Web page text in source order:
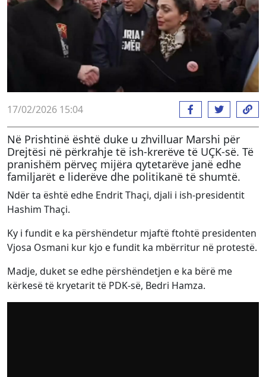
17/02/2026 15:04
Në Prishtinë është duke u zhvilluar Marshi për
Drejtësi në përkrahje të ish-krerëve të UÇK-së. Të
pranishëm përveç mijëra qytetarëve janë edhe
familjarët e liderëve dhe politikanë të shumtë.
Ndër ta është edhe Endrit Thaçi, djali i ish-presidentit
Hashim Thaçi.
Ky i fundit e ka përshëndetur mjaftë ftohtë presidenten
Vjosa Osmani kur kjo e fundit ka mbërritur në protestë.
Madje, duket se edhe përshëndetjen e ka bërë me
kërkesë të kryetarit të PDK-së, Bedri Hamza.